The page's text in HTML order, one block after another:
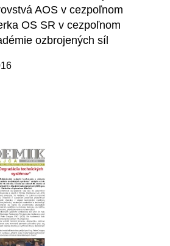
AOS v cezpoľnom
OS SR v cezpoľnom
ozbrojených síl